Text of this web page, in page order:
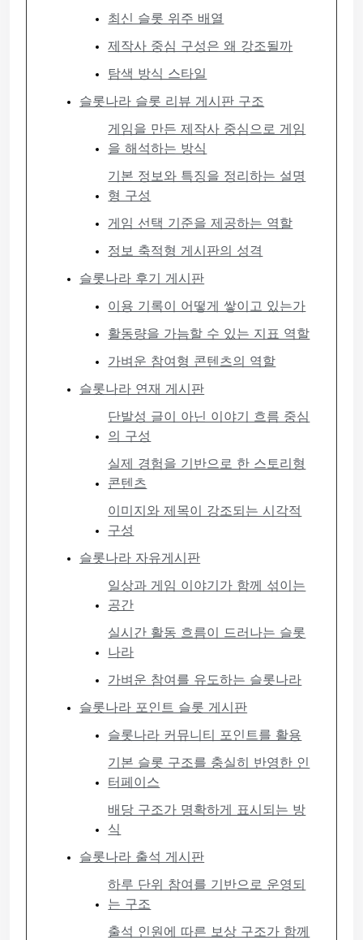
최신 슬롯 위주 배열
제작사 중심 구성은 왜 강조될까
탐색 방식 스타일
슬롯나라 슬롯 리뷰 게시판 구조
게임을 만든 제작사 중심으로 게임
을 해석하는 방식
기본 정보와 특징을 정리하는 설명
형 구성
게임 선택 기준을 제공하는 역할
정보 축적형 게시판의 성격
슬롯나라 후기 게시판
이용 기록이 어떻게 쌓이고 있는가
활동량을 가늠할 수 있는 지표 역할
가벼운 참여형 콘텐츠의 역할
슬롯나라 연재 게시판
단발성 글이 아닌 이야기 흐름 중심
의 구성
실제 경험을 기반으로 한 스토리형
콘텐츠
이미지와 제목이 강조되는 시각적
구성
슬롯나라 자유게시판
일상과 게임 이야기가 함께 섞이는
공간
실시간 활동 흐름이 드러나는 슬롯
나라
가벼운 참여를 유도하는 슬롯나라
슬롯나라 포인트 슬롯 게시판
슬롯나라 커뮤니티 포인트를 활용
기본 슬롯 구조를 충실히 반영한 인
터페이스
배당 구조가 명확하게 표시되는 방
식
슬롯나라 출석 게시판
하루 단위 참여를 기반으로 운영되
는 구조
출석 인원에 따른 보상 구조가 함께